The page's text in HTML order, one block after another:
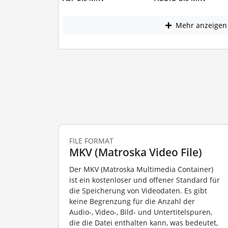
Mehr anzeigen
FILE FORMAT
MKV (Matroska Video File)
Der MKV (Matroska Multimedia Container)
ist ein kostenloser und offener Standard für
die Speicherung von Videodaten. Es gibt
keine Begrenzung für die Anzahl der
Audio-, Video-, Bild- und Untertitelspuren,
die die Datei enthalten kann, was bedeutet,